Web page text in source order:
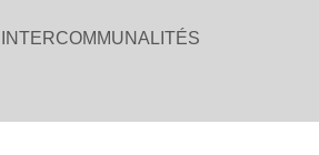
INTERCOMMUNALITÉS